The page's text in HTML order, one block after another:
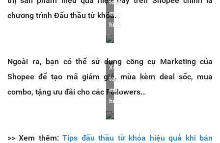
chương trình Đấu thầu từ khóa.
toàn
màn
hình
Ngoài ra, bạn có thể sử dụng công cụ Marketing của
Shopee để tạo mã giảm giá, mùa kèm deal sốc, mua
combo, tặng ưu đãi cho các Followers…
Xem
toàn
màn
hình
>> Xem thêm:Tips đấu thầu từ khóa hiệu quả khi bán